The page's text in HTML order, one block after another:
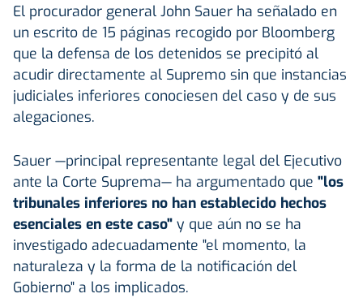
El procurador general John Sauer ha señalado en
un escrito de 15 páginas recogido por Bloomberg
que la defensa de los detenidos se precipitó al
acudir directamente al Supremo sin que instancias
judiciales inferiores conociesen del caso y de sus
alegaciones.
Sauer —principal representante legal del Ejecutivo
ante la Corte Suprema— ha argumentado que "los
tribunales inferiores no han establecido hechos
esenciales en este caso" y que aún no se ha
investigado adecuadamente "el momento, la
naturaleza y la forma de la notificación del
Gobierno" a los implicados.